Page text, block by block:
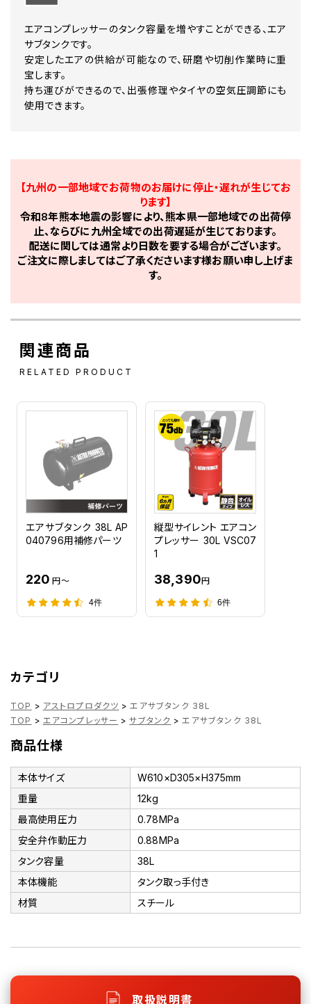
エアコンプレッサーのタンク容量を増やすことができる、エア
サブタンクです。
安定したエアの供給が可能なので、研磨や切削作業時に重
宝します。
持ち運びができるので、出張修理やタイヤの空気圧調節にも
使用できます。
【九州の一部地域でお荷物のお届けに停止・遅れが生じてお
ります】
令和8年熊本地震の影響により、熊本県一部地域での出荷停
止、ならびに九州全域での出荷遅延が生じております。
配送に関しては通常より日数を要する場合がございます。
ご注文に際しましてはご了承くださいます様お願い申し上げま
す。
関連商品
RELATED PRODUCT
エアサブタンク 38L AP
040796用補修パーツ
220 円～
4件
縦型サイレント エアコン
プレッサー 30L VSC07
1
38,390円
6件
カテゴリ
TOP > アストロプロダクツ > エアサブタンク 38L
TOP > エアコンプレッサー > サブタンク > エアサブタンク 38L
商品仕様
本体サイズ
W610×D305×H375mm
重量
12kg
最高使用圧力
0.78MPa
安全弁作動圧力
0.88MPa
タンク容量
38L
本体機能
タンク取っ手付き
材質
スチール
取扱説明書